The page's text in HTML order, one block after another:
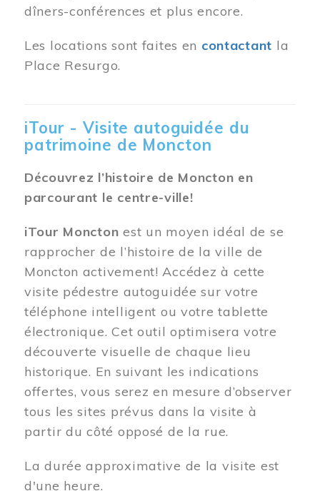
dîners-conférences et plus encore.
Les locations sont faites en contactant la
Place Resurgo.
iTour - Visite autoguidée du
patrimoine de Moncton
Découvrez l’histoire de Moncton en
parcourant le centre-ville!
iTour Moncton est un moyen idéal de se
rapprocher de l’histoire de la ville de
Moncton activement! Accédez à cette
visite pédestre autoguidée sur votre
téléphone intelligent ou votre tablette
électronique. Cet outil optimisera votre
découverte visuelle de chaque lieu
historique. En suivant les indications
offertes, vous serez en mesure d’observer
tous les sites prévus dans la visite à
partir du côté opposé de la rue.
La durée approximative de la visite est
d'une heure.